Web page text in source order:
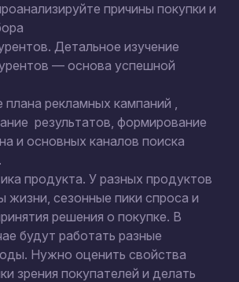
причины покупки и
Детальное изучение
— основа успешной
плана рекламных кампаний ,
результатов, формирование
и основных каналов поиска
продукта. У разных продуктов
жизни, сезонные пики спроса и
решения о покупке. В
будут работать разные
Нужно оценить свойства
зрения покупателей и делать